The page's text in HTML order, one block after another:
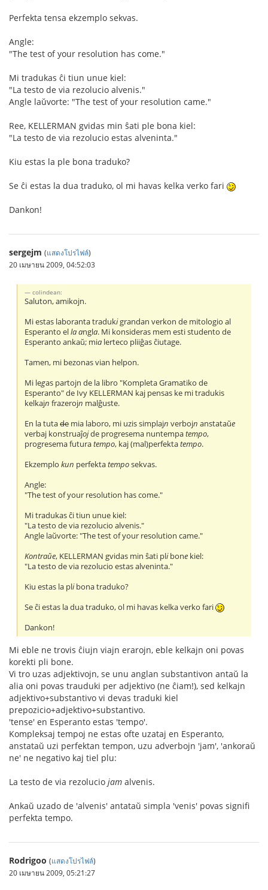
Perfekta tensa ekzemplo sekvas.
Angle:
"The test of your resolution has come."
Mi tradukas ĉi tiun unue kiel:
"La testo de via rezolucio alvenis."
Angle laŭvorte: "The test of your resolution came."
Ree, KELLERMAN gvidas min ŝati ple bona kiel:
"La testo de via rezolucio estas alveninta."
Kiu estas la ple bona traduko?
Se ĉi estas la dua traduko, ol mi havas kelka verko fari
Dankon!
sergejm (แสดงโปรไฟล์)
20 เมษายน 2009, 04:52:03
colindean:
Saluton, amikojn.
Mi estas laboranta tradukigrandan verkon de mitologio al
Esperanto ellaangla. Mi konsideras mem esti studento de
Esperanto ankaŭ; mia lerteco pliiĝas ĉiutage.
Tamen, mi bezonas vian helpon.
Mi legas partojn de la libro "Kompleta Gramatiko de
Esperanto" de Ivy KELLERMAN kaj pensas ke mi tradukis
kelkajn frazerojn malĝuste.
En la tutademia laboro, mi uzis simplajn verbojn anstataŭe
verbaj konstruaĵojde progresema nuntempatempo,
progresema futuratempo, kaj (mal)perfektatempo.
Ekzemplokun perfektatemposekvas.
Angle:
"The test of your resolution has come."
Mi tradukas ĉi tiun unue kiel:
"La testo de via rezolucio alvenis."
Angle laŭvorte: "The test of your resolution came."
Kontraŭe, KELLERMAN gvidas min ŝati plibone kiel:
"La testo de via rezolucio estas alveninta."
Kiu estas la plibona traduko?
Se ĉi estas la dua traduko, ol mi havas kelka verko fari
Dankon!
Mi eble ne trovis ĉiujn viajn erarojn, eble kelkajn oni povas
korekti pli bone.
Vi tro uzas adjektivojn, se unu anglan substantivon antaŭ la
alia oni povas trauduki per adjektivo (ne ĉiam!), sed kelkajn
adjektivo+substantivo vi devas traduki kiel
prepozicio+adjektivo+substantivo.
'tense' en Esperanto estas 'tempo'.
Kompleksaj tempoj ne estas ofte uzataj en Esperanto,
anstataŭ uzi perfektan tempon, uzu adverbojn 'jam', 'ankoraŭ
ne' ne negativo kaj tiel plu:
La testo de via rezolucio jam alvenis.
Ankaŭ uzado de 'alvenis' antataŭ simpla 'venis' povas signifi
perfekta tempo.
Rodrigoo (แสดงโปรไฟล์)
20 เมษายน 2009, 05:21:27